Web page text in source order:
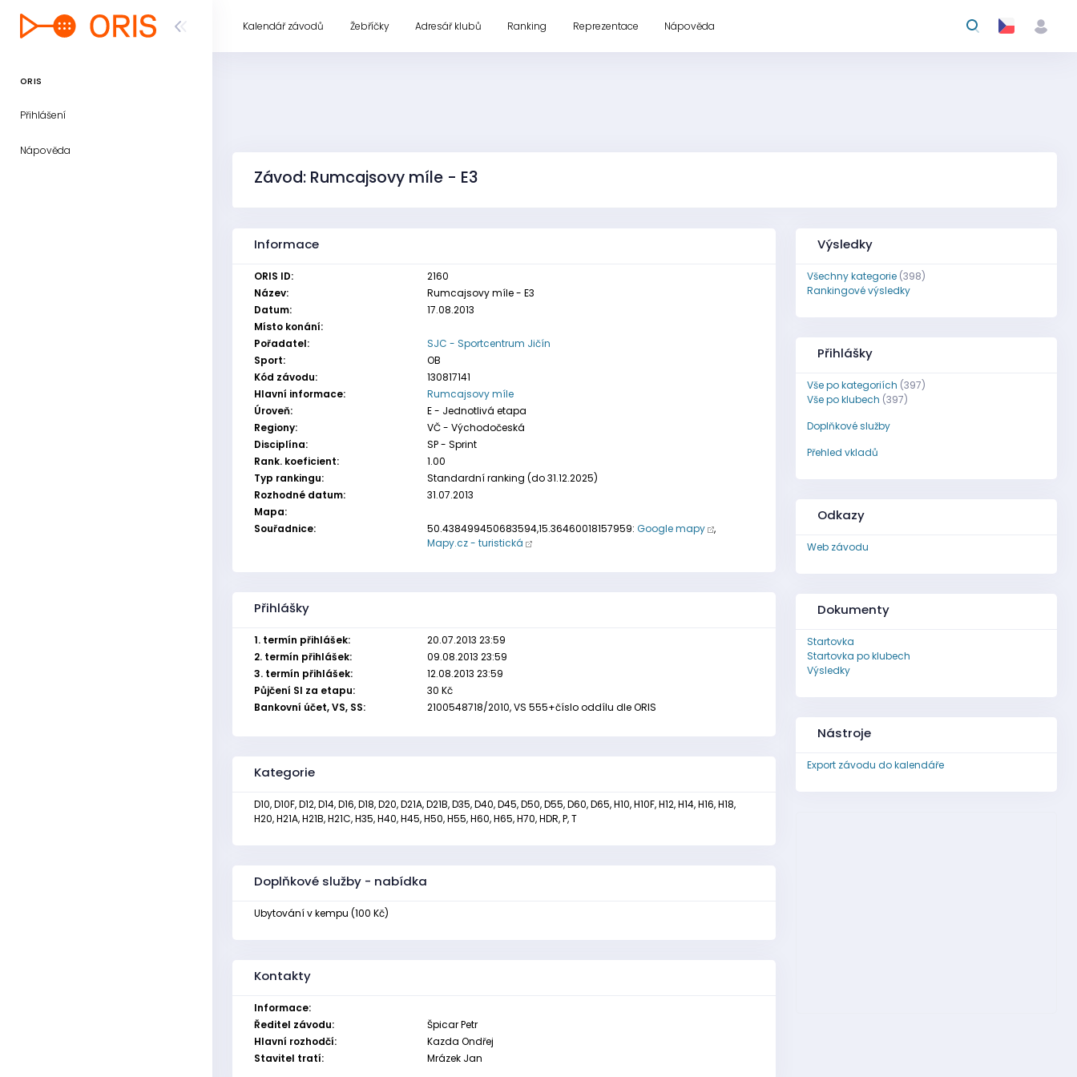
ORIS
Přihlášení
Nápověda
Kalendář závodů Žebříčky Adresář klubů Ranking Reprezentace Nápověda
Závod: Rumcajsovy míle - E3
Informace
ORIS ID:
2160
Název:
Rumcajsovy míle - E3
Datum:
17.08.2013
Místo konání:
Pořadatel:
SJC - Sportcentrum Jičín
Sport:
OB
Kód závodu:
130817141
Hlavní informace:
Rumcajsovy míle
Úroveň:
E - Jednotlivá etapa
Regiony:
VČ - Východočeská
Disciplína:
SP - Sprint
Rank. koeficient:
1.00
Typ rankingu:
Standardní ranking (do 31.12.2025)
Rozhodné datum:
31.07.2013
Mapa:
Souřadnice:
50.438499450683594,15.36460018157959:Google mapy
,
Mapy.cz - turistická
Přihlášky
1. termín přihlášek:
20.07.2013 23:59
2. termín přihlášek:
09.08.2013 23:59
3. termín přihlášek:
12.08.2013 23:59
Půjčení SI za etapu:
30 Kč
Bankovní účet, VS, SS:
2100548718/2010, VS 555+číslo oddílu dle ORIS
Kategorie
D10, D10F, D12, D14, D16, D18, D20, D21A, D21B, D35, D40, D45, D50, D55, D60, D65, H10, H10F, H12, H14, H16, H18,
H20, H21A, H21B, H21C, H35, H40, H45, H50, H55, H60, H65, H70, HDR, P, T
Doplňkové služby - nabídka
Ubytování v kempu (100 Kč)
Kontakty
Informace:
Ředitel závodu:
Špicar Petr
Hlavní rozhodčí:
Kazda Ondřej
Stavitel tratí:
Mrázek Jan
Výsledky
Všechny kategorie (398)
Rankingové výsledky
Přihlášky
Vše po kategoriích (397)
Vše po klubech (397)
Doplňkové služby
Přehled vkladů
Odkazy
Web závodu
Dokumenty
Startovka
Startovka po klubech
Výsledky
Nástroje
Export závodu do kalendáře